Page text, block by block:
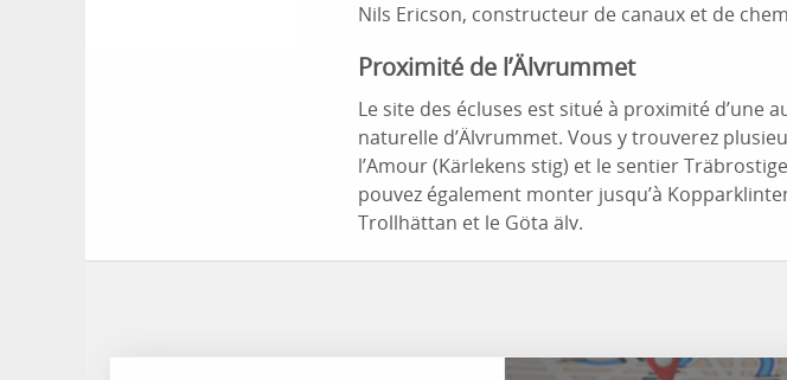
Nils Ericson, constructeur de canaux et de
Proximité de l’Älvrummet
Le site des écluses est situé à proximité d’une
naturelle d’Älvrummet. Vous y trouverez
l’Amour (Kärlekens stig) et le sentier
pouvez également monter jusqu’à
Trollhättan et le Göta älv.